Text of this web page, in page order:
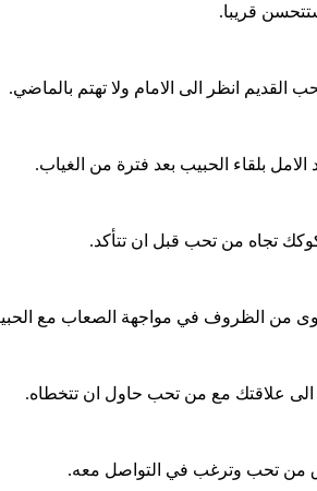
قريبا.
انظر الى الامام ولا تهتم بالماضي.
بلقاء الحبيب بعد فترة من الغياب.
تجاه من تحب قبل ان تتأكد.
من الظروف في مواجهة الصعاب مع
الى علاقتك مع من تحب حاول ان تتخطاه.
من تحب وترغب في التواصل معه.